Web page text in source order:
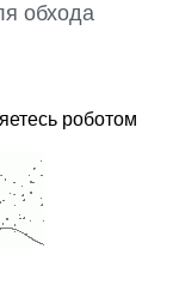
обхода
роботом